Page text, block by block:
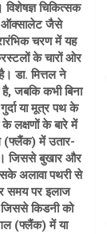
चिकित्सक
ऑक्सालेट जैसे
चरण में यह
के चारों ओर
डा. मित्तल ने
जबकि कभी बिना
या मूत्र पथ के
के लक्षणों के बारे में
(फ्लैंक) में उतार-
जिससे बुखार और
अलावा पथरी से
समय पर इलाज
जिससे किडनी को
(फ्लैंक) में या